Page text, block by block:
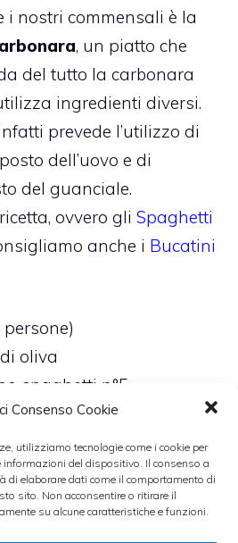
Consenso Cookie
utilizziamo tecnologie come i cookie per
informazioni del dispositivo. Il consenso a
di elaborare dati come il comportamento di
sito. Non acconsentire o ritirare il
su alcune caratteristiche e funzioni.
i nostri commensali è la
, un piatto che
del tutto la carbonara
ingredienti diversi.
prevede l’utilizzo di
dell’uovo e di
del guanciale.
ovvero gli Spaghetti
anche i Bucatini
persone)
oliva
spaghetti n°5
gialli